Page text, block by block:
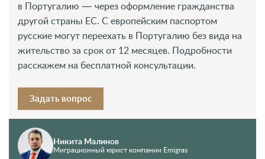
в Португалию — через оформление гражданства
другой страны ЕС. С европейским паспортом
русские могут переехать в Португалию без вида на
жительство за срок от 12 месяцев. Подробности
расскажем на бесплатной консультации.
Задать вопрос
Никита Малинов
Миграционный юрист компании Emigras